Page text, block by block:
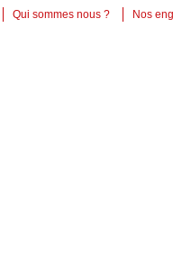
Qui sommes nous ? Nos